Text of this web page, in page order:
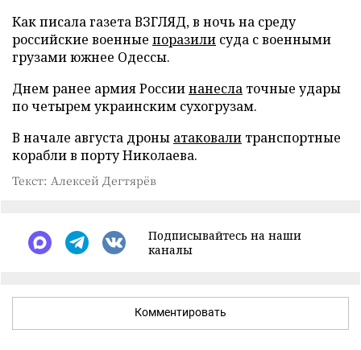
Как писала газета ВЗГЛЯД, в ночь на среду
российские военные поразили суда с военными
грузами южнее Одессы.
Днем ранее армия Россиинанесла точные удары
по четырем украинским сухогрузам.
В начале августа дроны атаковали транспортные
корабли в порту Николаева.
Текст: Алексей Дегтярёв
Подписывайтесь на наши
каналы
Комментировать